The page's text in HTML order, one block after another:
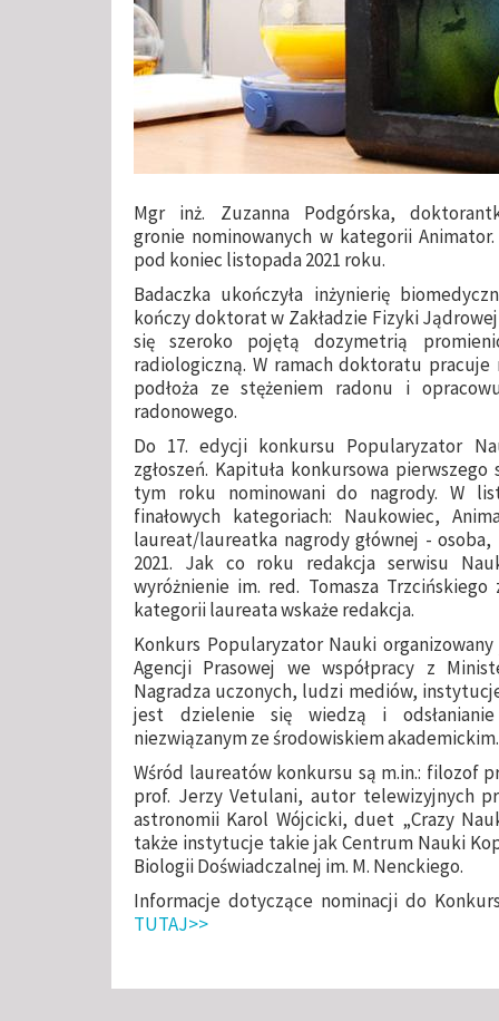
Mgr inż. Zuzanna Podgórska,
gronie nominowanych w kategorii
pod koniec listopada 2021 roku.
Badaczka ukończyła inżynierię
kończy doktorat w Zakładzie Fizyki
się szeroko pojętą dozymetrią
radiologiczną. W ramach doktoratu
podłoża ze stężeniem radonu i
radonowego.
Do 17. edycji konkursu Popularyzator
zgłoszeń. Kapituła konkursowa
tym roku nominowani do nagrody. W
finałowych kategoriach: Naukowiec,
laureat/laureatka nagrody głównej -
2021. Jak co roku redakcja serwisu
wyróżnienie im. red. Tomasza
kategorii laureata wskaże redakcja.
Konkurs Popularyzator Nauki
Agencji Prasowej we współpracy z
Nagradza uczonych, ludzi mediów,
jest dzielenie się wiedzą i
niezwiązanym ze środowiskiem akademickim.
Wśród laureatów konkursu są m.in.: filozof
prof. Jerzy Vetulani, autor telewizyjnych
astronomii Karol Wójcicki, duet „Crazy
także instytucje takie jak Centrum Nauki
Biologii Doświadczalnej im. M. Nenckiego.
Informacje dotyczące nominacji do
TUTAJ>>